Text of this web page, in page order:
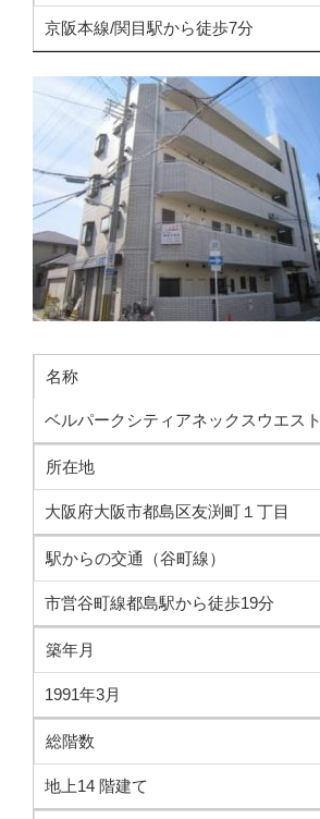
京阪本線/関目駅から徒歩7分
名称
ベルパークシティアネックスウエスト
所在地
大阪府大阪市都島区友渕町１丁目
駅からの交通（谷町線）
市営谷町線都島駅から徒歩19分
築年月
1991年3月
総階数
地上14 階建て